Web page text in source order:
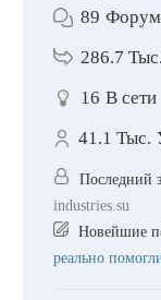
89
286.7 Тыс.
16 В сети
41.1 Тыс.
Последний
industries.su
Новейшие
реально